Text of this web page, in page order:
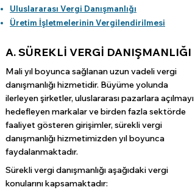
Uluslararası Vergi Danışmanlığı
Üretim İşletmelerinin Vergilendirilmesi
A. SÜREKLİ VERGİ DANIŞMANLIĞI
Mali yıl boyunca sağlanan uzun vadeli vergi
danışmanlığı hizmetidir. Büyüme yolunda
ilerleyen şirketler, uluslararası pazarlara açılmayı
hedefleyen markalar ve birden fazla sektörde
faaliyet gösteren girişimler, sürekli vergi
danışmanlığı hizmetimizden yıl boyunca
faydalanmaktadır.
Sürekli vergi danışmanlığı aşağıdaki vergi
konularını kapsamaktadır: